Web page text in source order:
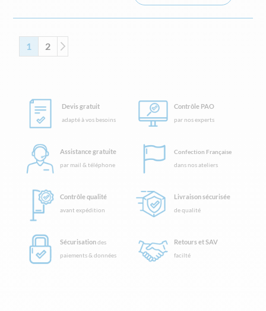
Page
Vous lisez actuellement la page
1 Page
2
Devis gratuit
adapté à vos besoins
Contrôle PAO
par nos experts
Assistance gratuite
par mail & téléphone
Confection Française
dans nos ateliers
Contrôle qualité
avant expédition
Livraison sécurisée
de qualité
Sécurisationdes
paiements & données
Retours et SAV
facilté